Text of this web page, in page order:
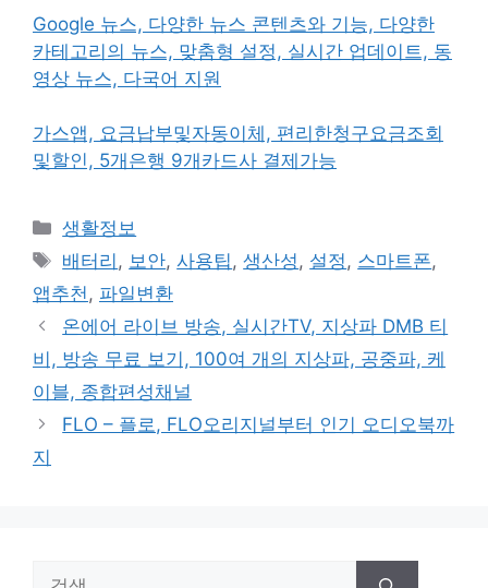
Google 뉴스, 다양한 뉴스 콘텐츠와 기능, 다양한
카테고리의 뉴스, 맞춤형 설정, 실시간 업데이트, 동
영상 뉴스, 다국어 지원
가스앱, 요금납부및자동이체, 편리한청구요금조회
및할인, 5개은행 9개카드사 결제가능
카
테
리
생활정보
태
그
배터리 , 보안,사용팁,생산성, 설정, 스마트폰,
앱추천, 파일변환
온에어 라이브 방송, 실시간TV, 지상파 DMB 티
비, 방송 무료 보기, 100여 개의 지상파, 공중파, 케
이블, 종합편성채널
FLO – 플로, FLO오리지널부터 인기 오디오북까
지